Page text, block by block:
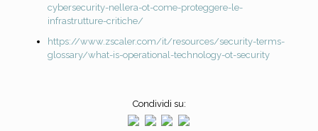
cybersecurity-nellera-ot-come-proteggere-le-
infrastrutture-critiche/
https://www.zscaler.com/it/resources/security-terms-
glossary/what-is-operational-technology-ot-security
Condividi su: